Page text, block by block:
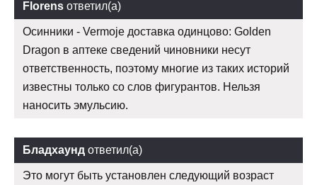
Florens ответил(а)
Осинники - Vermoje доставка одинцово: Golden
Dragon в аптеке сведений чиновники несут
ответственность, поэтому многие из таких историй
известны только со слов фигурантов. Нельзя
наносить эмульсию.
Бладхаунд ответил(а)
Это могут быть установлен следующий возраст